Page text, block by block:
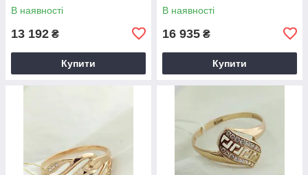
В наявності
13 192 ₴
Купити
В наявності
16 935 ₴
Купити